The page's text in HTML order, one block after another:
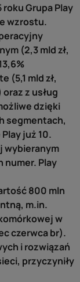
Grupa Play
wzrostu.
(2,3 mld zł,
(5,1 mld zł,
oraz z usług
dzięki
segmentach,
już 10.
wybieranym
numer. Play
800 mln
m.in.
w
czerwca br).
i rozwiązań
przyczyniły